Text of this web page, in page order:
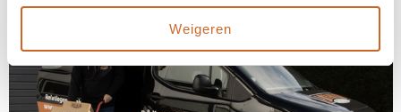
Weigeren